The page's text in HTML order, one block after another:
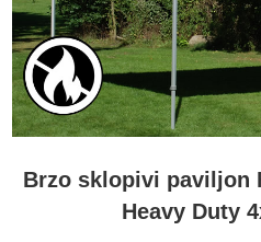
Brzo sklopivi paviljon
Heavy Duty